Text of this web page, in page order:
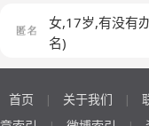
女,17岁,有没有
名)
首页 | 关于我们 |